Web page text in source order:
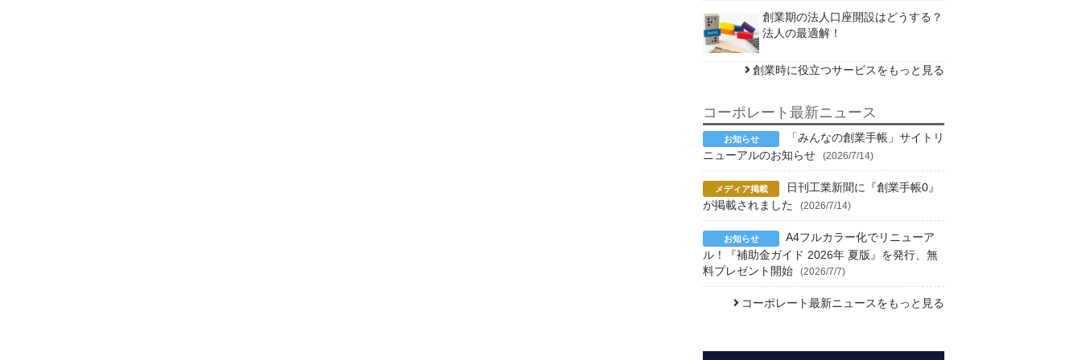
創業期の法人口座開設はどうする？
法人の最適解！
創業時に役立つサービスをもっと見る
コーポレート最新ニュース
「みんなの創業手帳」サイトリ
ニューアルのお知らせ
(2026/7/14)
日刊工業新聞に『創業手帳0』
が掲載されました
(2026/7/14)
A4フルカラー化でリニューア
ル！『補助金ガイド 2026年 夏版』を発行、無
料プレゼント開始
(2026/7/7)
コーポレート最新ニュースをもっと見る